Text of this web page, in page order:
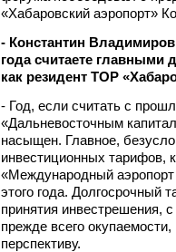
«Хабаровский аэропорт»
- Константин
года считаете главными
как резидент ТОР
- Год, если считать с
«Дальневосточным
насыщен. Главное,
инвестиционных
«Международный
этого года. Долгосрочный
принятия инвестрешения,
прежде всего
перспективу.